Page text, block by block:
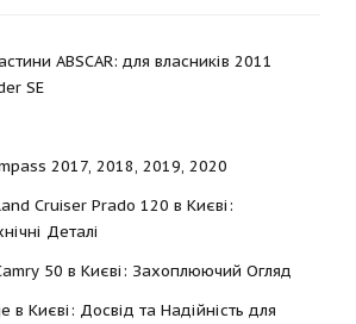
ABSCAR: для власників 2011
SE
2017, 2018, 2019, 2020
Cruiser Prado 120 в Києві:
Деталі
50 в Києві: Захоплюючий Огляд
в Києві: Досвід та Надійність для